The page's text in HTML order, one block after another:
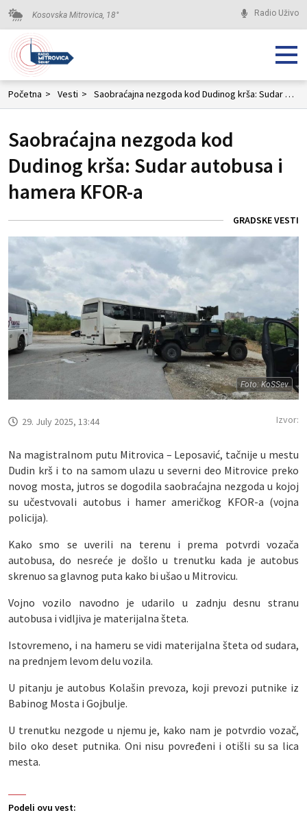
Kosovska Mitrovica, 18° Radio Uživo
Početna > Vesti > Saobraćajna nezgoda kod Dudinog krša: Sudar autobusa i hamera KFOR-a
Saobraćajna nezgoda kod
Dudinog krša: Sudar autobusa i
hamera KFOR-a
GRADSKE VESTI
Foto: KoSSev
Podeli ovu vest:
29. July 2025, 13:44 Izvor:
Na magistralnom putu Mitrovica – Leposavić, tačnije u mestu
Dudin krš i to na samom ulazu u severni deo Mitrovice preko
novog mosta, jutros se dogodila saobraćajna nezgoda u kojoj
su učestvovali autobus i hamer američkog KFOR-a (vojna
policija).
Kako smo se uverili na terenu i prema potvrdi vozača
autobusa, do nesreće je došlo u trenutku kada je autobus
skrenuo sa glavnog puta kako bi ušao u Mitrovicu.
Vojno vozilo navodno je udarilo u zadnju desnu stranu
autobusa i vidljiva je materijalna šteta.
Istovremeno, i na hameru se vidi materijalna šteta od sudara,
na prednjem levom delu vozila.
U pitanju je autobus Kolašin prevoza, koji prevozi putnike iz
Babinog Mosta i Gojbulje.
U trenutku nezgode u njemu je, kako nam je potvrdio vozač,
bilo oko deset putnika. Oni nisu povređeni i otišli su sa lica
mesta.